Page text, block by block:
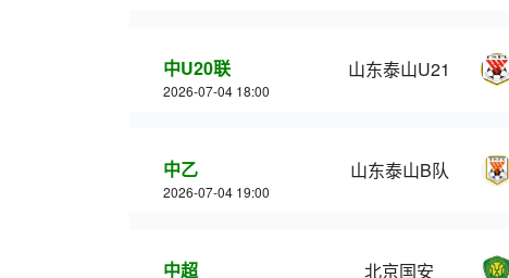
中U20联
2026-07-04 18:00
山东泰山U21
中乙
2026-07-04 19:00
山东泰山B队
中超 北京国安